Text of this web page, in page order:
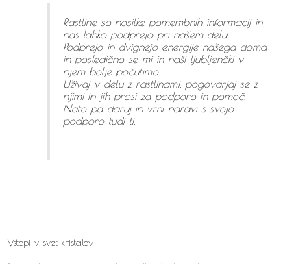
Rastline so nosilke pomembnih informacij in
nas lahko podprejo pri našem delu.
Podprejo in dvignejo energije našega doma
in posledično se mi in naši ljubljenčki v
njem bolje počutimo.
Uživaj v delu z rastlinami, pogovarjaj se z
njimi in jih prosi za podporo in pomoč.
Nato pa daruj in vrni naravi s svojo
podporo tudi ti.
Vstopi v svet kristalov